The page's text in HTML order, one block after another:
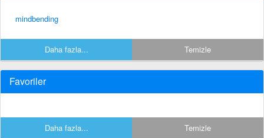
mindbending
Daha fazla... Temizle
Favoriler
Daha fazla... Temizle